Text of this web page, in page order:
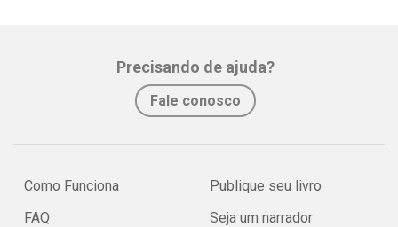
Precisando de ajuda?
Fale conosco
Como Funciona
FAQ
Publique seu livro
Seja um narrador